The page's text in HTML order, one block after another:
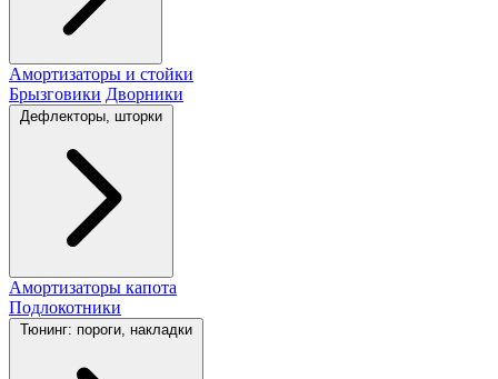
Амортизаторы и стойки
Брызговики Дворники
Дефлекторы, шторки
Амортизаторы капота
Подлокотники
Тюнинг: пороги, накладки